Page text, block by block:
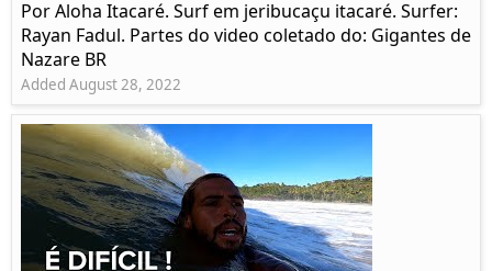
Por Aloha Itacaré. Surf em jeribucaçu itacaré. Surfer:
Rayan Fadul. Partes do video coletado do: Gigantes de
Nazare BR
Added August 28, 2022